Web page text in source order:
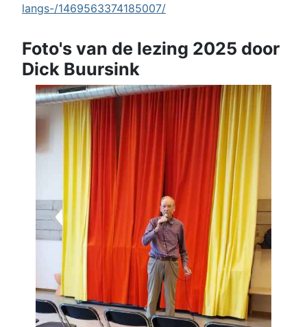
langs-/1469563374185007/
Foto's van de lezing 2025 door
Dick Buursink